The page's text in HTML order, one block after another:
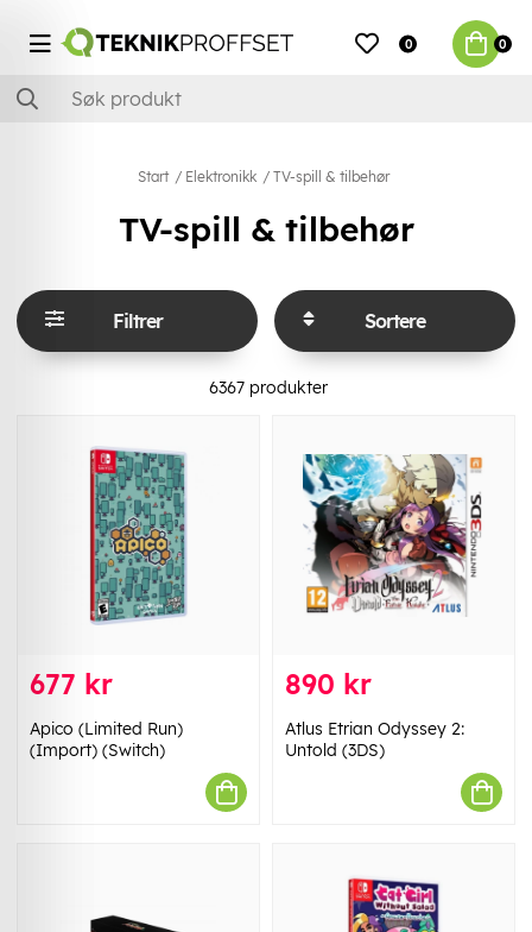
0 0
Start Elektronikk TV-spill & tilbehør
TV-spill & tilbehør
Filtrer Sortere
6367 produkter
677 kr
Apico (Limited Run)
(Import) (Switch)
890 kr
Atlus Etrian Odyssey 2:
Untold (3DS)